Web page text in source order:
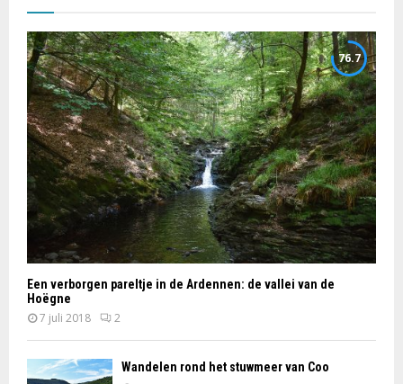
Een verborgen pareltje in de Ardennen: de vallei van de
Hoëgne
7 juli 2018 2
76.7
Wandelen rond het stuwmeer van Coo